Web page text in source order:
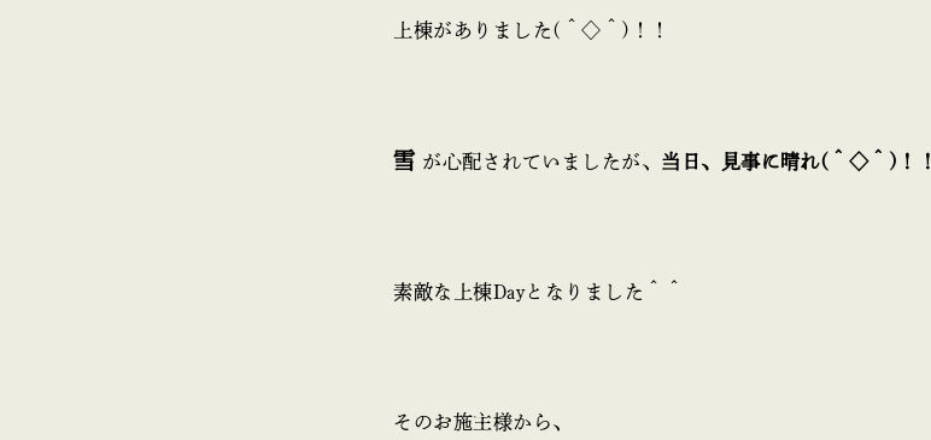
上棟がありました(＾◇＾)！！
雪 が心配されていましたが、 当日、見事に晴れ(＾◇＾)！！
素敵な上棟Dayとなりました＾＾
そのお施主様から、